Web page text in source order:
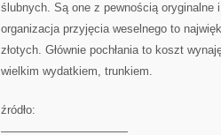
ślubnych. Są one z pewnością
organizacja przyjęcia weselnego to
złotych. Głównie pochłania to koszt
wielkim wydatkiem, trunkiem.
źródło:
———————————